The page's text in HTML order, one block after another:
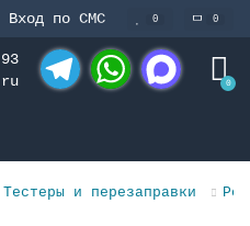
Вход по СМС 0 0
0
Тестеры и перезаправки